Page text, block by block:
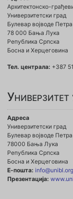
Архитектонско-
Универзитетски град
Булевар војводе
78 000 Бања Лука
Република Српска
Босна и Херцеговина
Тел. централа: +387
Адреса
Универзитетски град
Булевар војводе
78000 Бања Лука
Република Српска
Босна и Херцеговина
Е-пошта: info@unibl.org
Презентација: